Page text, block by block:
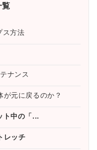
覧
ス方法
ナンス
が元に戻るのか？
ト中の「...
レッチ